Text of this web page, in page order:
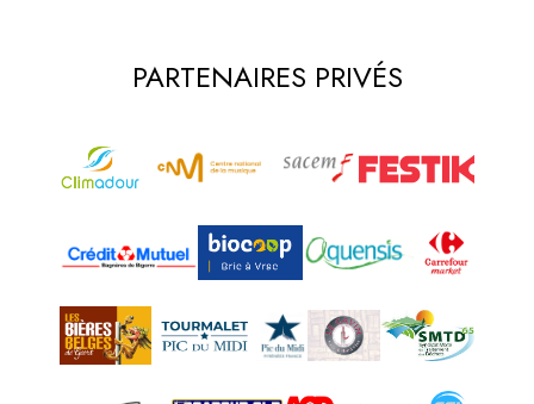
PARTENAIRES PRIVÉS